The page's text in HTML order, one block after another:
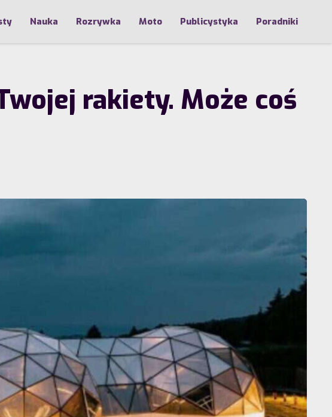
Nauka Rozrywka Moto Publicystyka Poradniki
rakiety. Może coś